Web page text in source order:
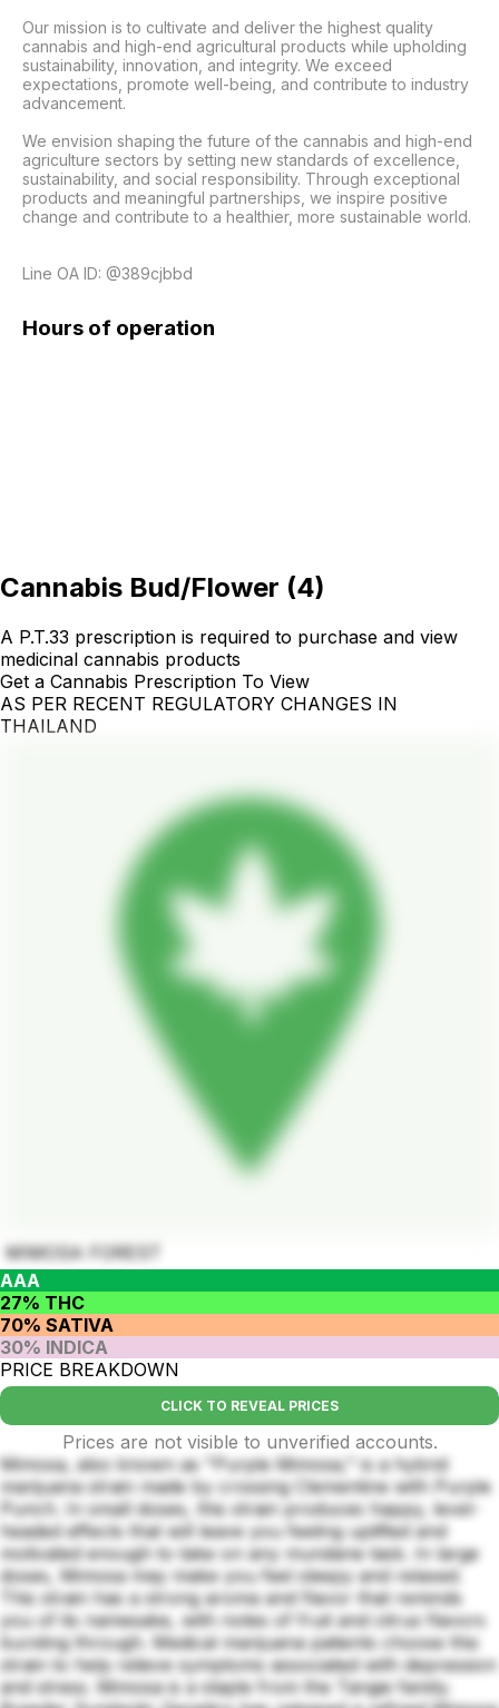
Our mission is to cultivate and deliver the highest quality
cannabis and high-end agricultural products while upholding
sustainability, innovation, and integrity. We exceed
expectations, promote well-being, and contribute to industry
advancement.
We envision shaping the future of the cannabis and high-end
agriculture sectors by setting new standards of excellence,
sustainability, and social responsibility. Through exceptional
products and meaningful partnerships, we inspire positive
change and contribute to a healthier, more sustainable world.
Line OA ID: @389cjbbd
Hours of operation
Cannabis Bud/Flower (4)
A P.T.33 prescription is required to purchase and view
medicinal cannabis products
Get a Cannabis Prescription To View
AS PER RECENT REGULATORY CHANGES IN
THAILAND
MIMOSA FOREST
AAA
27% THC
70% SATIVA
30% INDICA
PRICE BREAKDOWN
CLICK TO REVEAL PRICES
Prices are not visible to unverified accounts.
Mimosa, also known as "Purple Mimosa," is a hybrid
marijuana strain made by crossing Clementine with Purple
Punch. In small doses, this strain produces happy, level-
headed effects that will leave you feeling uplifted and
motivated enough to take on any mundane task. In large
doses, Mimosa may make you feel sleepy and relaxed.
This strain has a strong aroma and flavor that reminds
you of its namesake, with notes of fruit and citrus flavors
bursting through. Medical marijuana patients choose this
strain to help relieve symptoms associated with depression
and stress. Mimosa is a staple from the Tangie family.